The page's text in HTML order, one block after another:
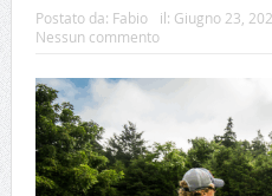
Postato da: Fabio il: Giugno 23,
Nessun commento